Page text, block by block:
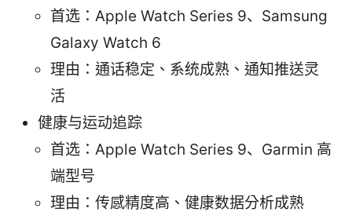
首选：Apple Watch Series 9、Samsung
Galaxy Watch 6
理由：通话稳定、系统成熟、通知推送灵
活
健康与运动追踪
首选：Apple Watch Series 9、Garmin 高
端型号
理由：传感精度高、健康数据分析成熟